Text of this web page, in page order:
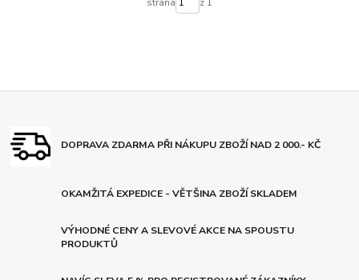
DOPRAVA ZDARMA PŘI NÁKUPU ZBOŽÍ NAD 2 000.- KČ
OKAMŽITÁ EXPEDICE - VĚTŠINA ZBOŽÍ SKLADEM
VÝHODNÉ CENY A SLEVOVÉ AKCE NA SPOUSTU
PRODUKTŮ